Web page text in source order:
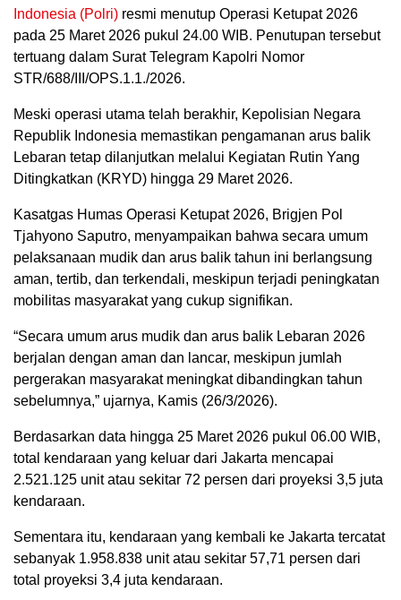
Indonesia (Polri) resmi menutup Operasi Ketupat 2026
pada 25 Maret 2026 pukul 24.00 WIB. Penutupan tersebut
tertuang dalam Surat Telegram Kapolri Nomor
STR/688/III/OPS.1.1./2026.
Meski operasi utama telah berakhir, Kepolisian Negara
Republik Indonesia memastikan pengamanan arus balik
Lebaran tetap dilanjutkan melalui Kegiatan Rutin Yang
Ditingkatkan (KRYD) hingga 29 Maret 2026.
Kasatgas Humas Operasi Ketupat 2026, Brigjen Pol
Tjahyono Saputro, menyampaikan bahwa secara umum
pelaksanaan mudik dan arus balik tahun ini berlangsung
aman, tertib, dan terkendali, meskipun terjadi peningkatan
mobilitas masyarakat yang cukup signifikan.
“Secara umum arus mudik dan arus balik Lebaran 2026
berjalan dengan aman dan lancar, meskipun jumlah
pergerakan masyarakat meningkat dibandingkan tahun
sebelumnya,” ujarnya, Kamis (26/3/2026).
Berdasarkan data hingga 25 Maret 2026 pukul 06.00 WIB,
total kendaraan yang keluar dari Jakarta mencapai
2.521.125 unit atau sekitar 72 persen dari proyeksi 3,5 juta
kendaraan.
Sementara itu, kendaraan yang kembali ke Jakarta tercatat
sebanyak 1.958.838 unit atau sekitar 57,71 persen dari
total proyeksi 3,4 juta kendaraan.